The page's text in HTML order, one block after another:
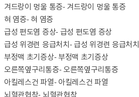
겨드랑이 멍울 통증- 겨드랑이 멍울 통증
혀 염증- 혀 염증
급성 편도염 증상- 급성 편도염 증상
급성 위경련 응급처치- 급성 위경련 응급처치
부정맥 초기증상- 부정맥 초기증상
오른쪽옆구리통증- 오른쪽옆구리통증
아킬레스건 파열- 아킬레스건 파열
뇌혈관협착- 뇌혈관협착